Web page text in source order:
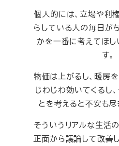
個人的には、立場や利
らしている人の毎日が
かを一番に考えてほ
す。
物価は上がるし、暖房
じわじわ効いてくるし
とを考えると不安も尽
そういうリアルな生活
正面から議論して改善